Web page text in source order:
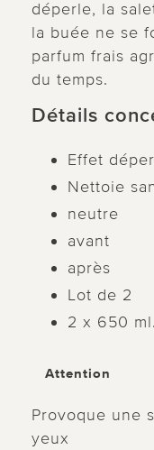
déperle, la
la buée ne se
parfum frais
du temps.
Détails
Effet
Nettoie
neutre
avant
après
Lot de 2
2 x 650 ml.
Attention
Provoque une
yeux